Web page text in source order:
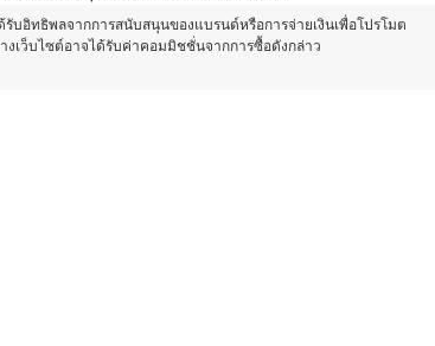
บอิทธิพลจากการสนับสนุนของแบรนด์หรือการจ่ายเงินเพื่อโปรโมต
เว็บไซต์อาจได้รับค่าคอมมิชชั่นจากการซื้อดังกล่าว